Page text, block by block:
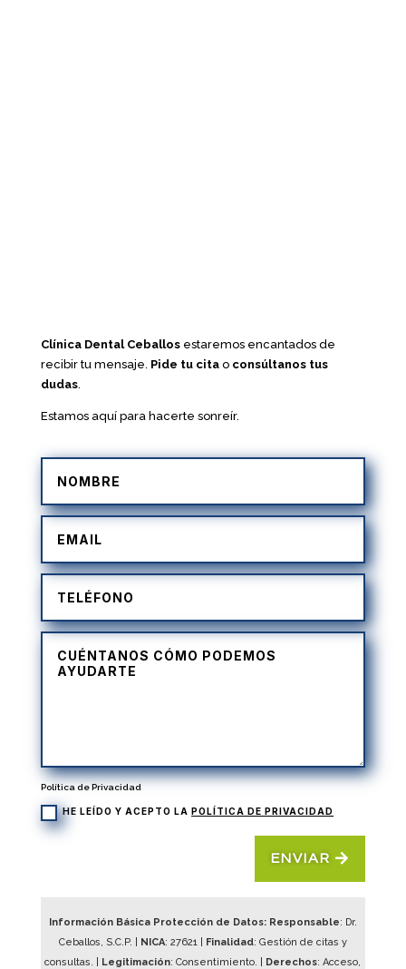
Clínica Dental Ceballosestaremos encantados de
recibir tu mensaje. Pide tu citao consúltanos tus
dudas.
Estamos aquí para hacerte sonreír.
Política de Privacidad
HE LEÍDO Y ACEPTO LA POLÍTICA DE PRIVACIDAD
ENVIAR
Información Básica Protección de Datos: Responsable: Dr.
Ceballos, S.C.P. |
NICA: 27621| Finalidad: Gestión de citas y
consultas. |
Legitimación: Consentimiento. | Derechos: Acceso,